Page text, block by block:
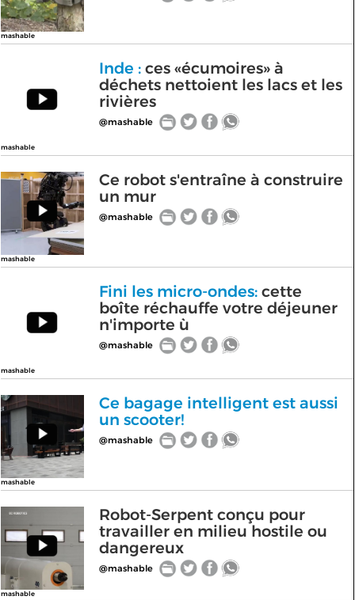
mashable
mashable
Inde :ces «écumoires» à
déchets nettoient les lacs et les
rivières
@mashable
mashable
Ce robot s'entraîne à construire
un mur
@mashable
mashable
Fini les micro-ondes:cette
boîte réchauffe votre déjeuner
n'importe ù
@mashable
mashable
Ce bagage intelligent est aussi
un scooter!
@mashable
mashable
Robot-Serpent conçu pour
travailler en milieu hostile ou
dangereux
@mashable